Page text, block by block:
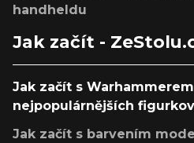
handheldu
Jak začít -
Jak začít s
nejpopulárnějších
Jak začít s barvením